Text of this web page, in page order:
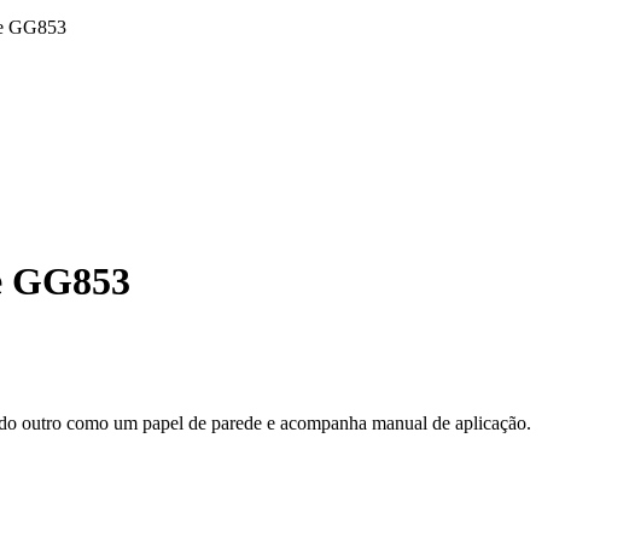
GG853
outro como um papel de parede e acompanha manual de aplicação.